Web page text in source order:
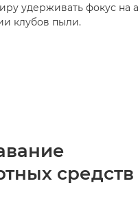
удерживать фокус на
клубов пыли.
средств